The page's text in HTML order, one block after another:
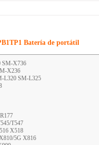
Batería de portátil
SM-X736
X236
L320 SM-L325
T547
X518
5G X816